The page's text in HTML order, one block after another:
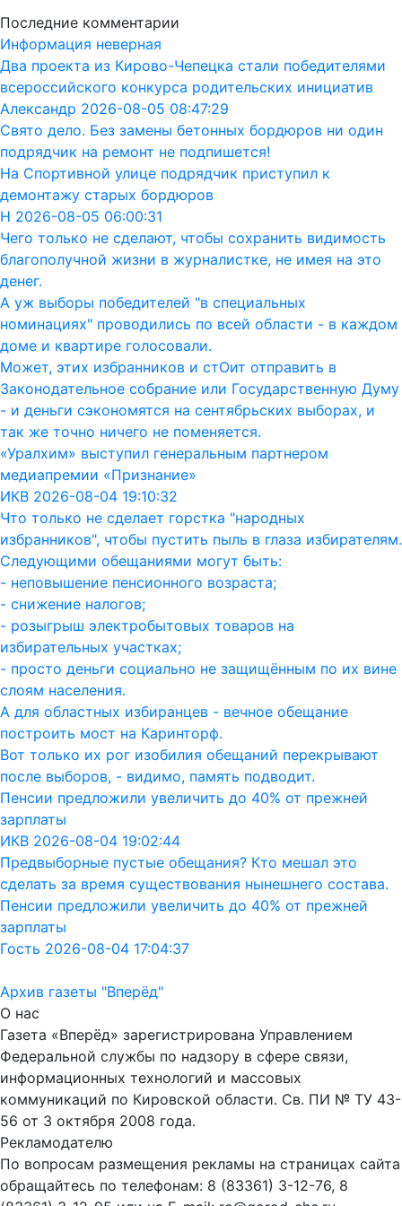
Последние комментарии
Информация неверная
Два проекта из Кирово-Чепецка стали победителями
всероссийского конкурса родительских инициатив
Александр 2026-08-05 08:47:29
Свято дело. Без замены бетонных бордюров ни один
подрядчик на ремонт не подпишется!
На Спортивной улице подрядчик приступил к
демонтажу старых бордюров
Н 2026-08-05 06:00:31
Чего только не сделают, чтобы сохранить видимость
благополучной жизни в журналистке, не имея на это
денег.
А уж выборы победителей "в специальных
номинациях" проводились по всей области - в каждом
доме и квартире голосовали.
Может, этих избранников и стОит отправить в
Законодательное собрание или Государственную Думу
- и деньги сэкономятся на сентябрьских выборах, и
так же точно ничего не поменяется.
«Уралхим» выступил генеральным партнером
медиапремии «Признание»
ИКВ 2026-08-04 19:10:32
Что только не сделает горстка "народных
избранников", чтобы пустить пыль в глаза избирателям.
Следующими обещаниями могут быть:
- неповышение пенсионного возраста;
- снижение налогов;
- розыгрыш электробытовых товаров на
избирательных участках;
- просто деньги социально не защищённым по их вине
слоям населения.
А для областных избиранцев - вечное обещание
построить мост на Каринторф.
Вот только их рог изобилия обещаний перекрывают
после выборов, - видимо, память подводит.
Пенсии предложили увеличить до 40% от прежней
зарплаты
ИКВ 2026-08-04 19:02:44
Предвыборные пустые обещания? Кто мешал это
сделать за время существования нынешнего состава.
Пенсии предложили увеличить до 40% от прежней
зарплаты
Гость 2026-08-04 17:04:37
Архив газеты "Вперёд"
О нас
Газета «Вперёд» зарегистрирована Управлением
Федеральной службы по надзору в сфере связи,
информационных технологий и массовых
коммуникаций по Кировской области. Св. ПИ № ТУ 43-
56 от 3 октября 2008 года.
Рекламодателю
По вопросам размещения рекламы на страницах сайта
обращайтесь по телефонам: 8 (83361) 3-12-76, 8